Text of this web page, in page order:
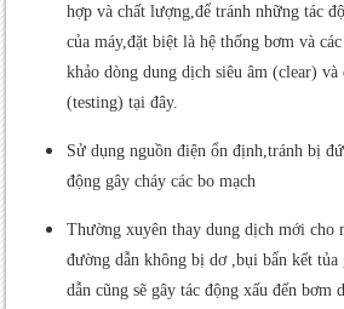
hợp và chất lượng,để tránh những tác
của máy,đặt biệt là hệ thống bơm và
khảo dòng dung dịch siêu âm (clear)
(testing) tại đây.
Sử dụng nguồn điện ổn định,tránh bị
động gây cháy các bo mạch
Thường xuyên thay dung dịch mới cho
đường dẫn không bị dơ ,bụi bẩn kết tủa
dẫn cũng sẽ gây tác động xấu đến